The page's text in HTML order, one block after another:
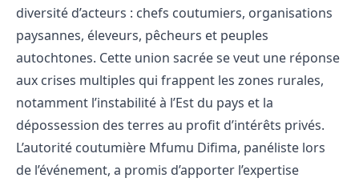
diversité d’acteurs : chefs coutumiers, organisations
paysannes, éleveurs, pêcheurs et peuples
autochtones. Cette union sacrée se veut une réponse
aux crises multiples qui frappent les zones rurales,
notamment l’instabilité à l’Est du pays et la
dépossession des terres au profit d’intérêts privés.
L’autorité coutumière Mfumu Difima, panéliste lors
de l’événement, a promis d’apporter l’expertise